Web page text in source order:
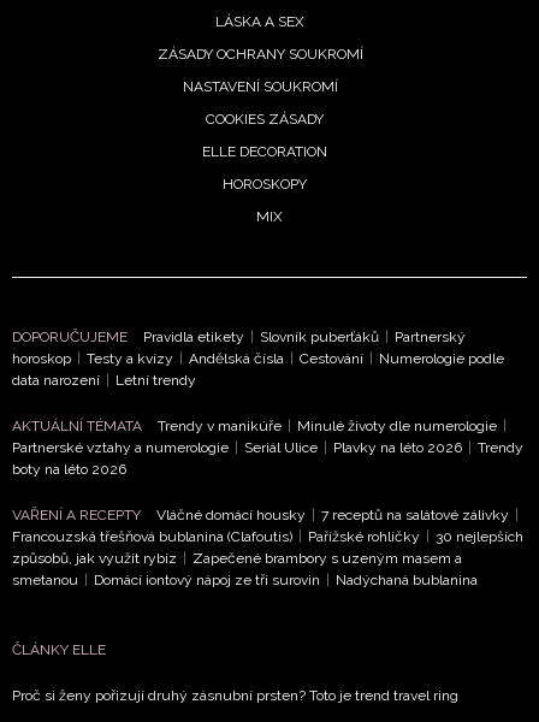
NEWSLETTER
ODESLAT
podmínkami společnosti BurdaMedia Extra s.r.o.
ochrany soukromí- BurdaMedia Extra s.r.o. bude s
LÁSKA A SEX
ZÁSADY OCHRANY SOUKROMÍ
NASTAVENÍ SOUKROMÍ
COOKIES ZÁSADY
ELLE DECORATION
HOROSKOPY
MIX
DOPORUČUJEME Pravidla etikety Slovník puberťáků
Partnerský
horoskop
Testy a kvízy Andělská čísla Cestování
Numerologie podle
data narození
Letní trendy
AKTUÁLNÍ TÉMATA Trendy v manikúře Minulé životy dle numerologie
Partnerské vztahy a numerologie
Seriál Ulice Plavky na léto 2026
Trendy
boty na léto 2026
VAŘENÍ A RECEPTY Vláčné domácí housky 7 receptů na salátové zálivky
Francouzská třešňová bublanina (Clafoutis)
Pařížské rohlíčky
30 nejlepších
způsobů, jak využít rybíz
Zapečené brambory s uzeným masem a
smetanou
Domácí iontový nápoj ze tří surovin Nadýchaná bublanina
ČLÁNKY ELLE
Proč si ženy pořizují druhý zásnubní prsten? Toto je trend travel ring